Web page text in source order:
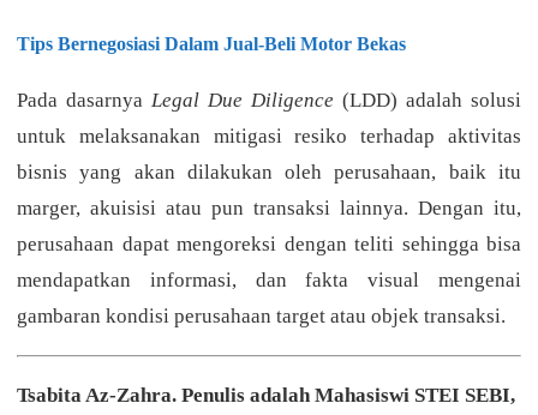
Tips Bernegosiasi Dalam Jual-Beli Motor Bekas
Pada dasarnya Legal Due Diligence (LDD) adalah solusi
untuk melaksanakan mitigasi resiko terhadap aktivitas
bisnis yang akan dilakukan oleh perusahaan, baik itu
marger, akuisisi atau pun transaksi lainnya. Dengan itu,
perusahaan dapat mengoreksi dengan teliti sehingga bisa
mendapatkan informasi, dan fakta visual mengenai
gambaran kondisi perusahaan target atau objek transaksi.
Tsabita Az-Zahra. Penulis adalah Mahasiswi STEI SEBI,